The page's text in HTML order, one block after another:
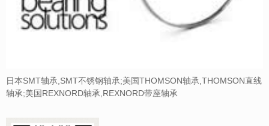
日本SMT轴承,SMT不锈钢轴承;美国THOMSON轴承,THOMSON直线
轴承;美国REXNORD轴承,REXNORD带座轴承